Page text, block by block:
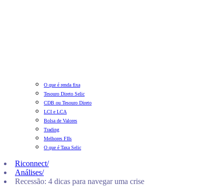
O que é renda fixa
Tesouro Direto Selic
CDB ou Tesouro Direto
LCI e LCA
Bolsa de Valores
Trading
Melhores FIIs
O que é Taxa Selic
Riconnect/
Análises/
Recessão: 4 dicas para navegar uma crise